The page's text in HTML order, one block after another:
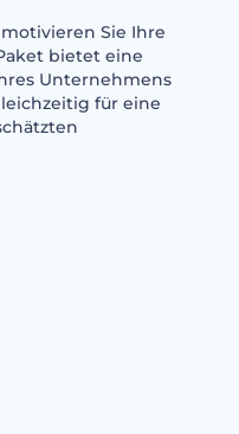
Sie Ihre
bietet eine
Unternehmens
für eine